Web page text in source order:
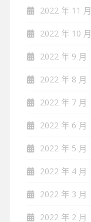
2022 年 11 月
2022 年 10 月
2022 年 9 月
2022 年 8 月
2022 年 7 月
2022 年 6 月
2022 年 5 月
2022 年 4 月
2022 年 3 月
2022 年 2 月